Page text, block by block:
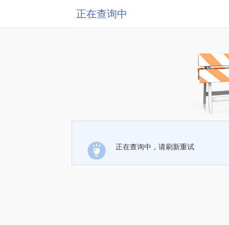
正在查询中
正在查询中，请刷新重试